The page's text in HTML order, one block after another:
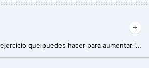
El mejor y el peor ejercicio que puedes hacer para aumentar la masa muscular de tus hombros según un entrenador experto